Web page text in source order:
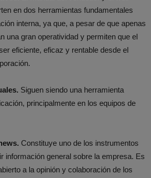
en dos herramientas fundamentales
interna, ya que, a pesar de que apenas
una gran operatividad y permiten que el
eficiente, eficaz y rentable desde el
Siguen siendo una herramienta
principalmente en los equipos de
Constituye uno de los instrumentos
información general sobre la empresa. Es
a la opinión y colaboración de los